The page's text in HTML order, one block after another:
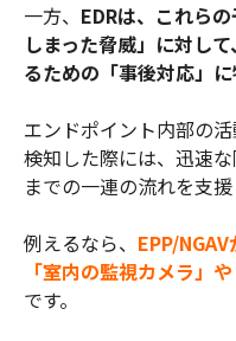
一方、 EDRは、これら
しまった脅威」に対し
るための「事後対応」
エンドポイント内部の
検知した際には、迅速
までの一連の流れを支援
例えるなら、 EPP/
「室内の監視カメラ」
です。